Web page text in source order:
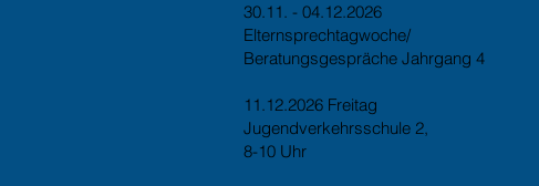
30.11. - 04.12.2026
Elternsprechtagwoche/
Beratungsgespräche Jahrgang 4
11.12.2026 Freitag
Jugendverkehrsschule 2,
8-10 Uhr